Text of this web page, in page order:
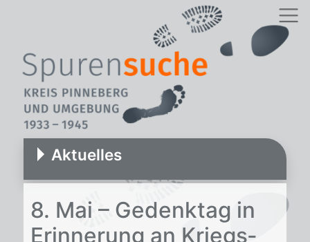
Aktuelles
8. Mai – Ge­denk­tag in
Er­in­ne­rung an Kriegs­